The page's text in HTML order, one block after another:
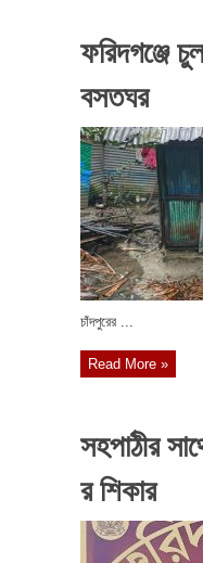
ফরিদগঞ্জে
বসতঘর
চাঁদপুরের ...
Read More »
সহপাঠীর
র শিকার